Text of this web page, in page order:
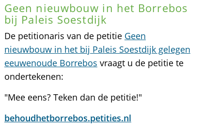
Geen nieuwbouw in het Borrebos
bij Paleis Soestdijk
De petitionaris van de petitie Geen
nieuwbouw in het bij Paleis Soestdijk gelegen
eeuwenoude Borrebos vraagt u de petitie te
ondertekenen:
"Mee eens? Teken dan de petitie!"
behoudhetborrebos.petities.nl